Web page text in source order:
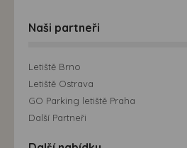
Naši partneři
Letiště Brno
Letiště Ostrava
GO Parking letiště Praha
Další Partneři